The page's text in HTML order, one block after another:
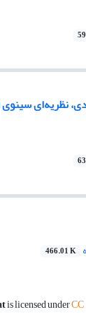
نظریه‌ای
466.01 K
is licensed underCC